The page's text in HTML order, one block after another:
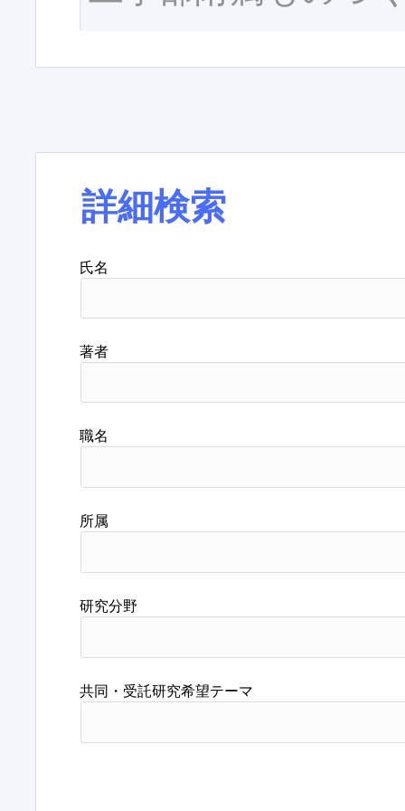
詳細検索
氏名
著者
職名
所属
研究分野
共同・受託研究希望テーマ